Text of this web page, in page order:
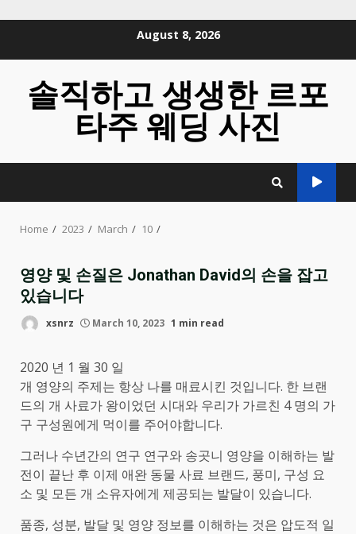
August 8, 2026
솔직하고 생생한 르포
타주 웨딩 사진
Home 2023 March 10
영양 및 손질은 Jonathan David의 손을 잡고
있습니다
xsnrz March 10, 2023 1 min read
2020 년 1 월 30 일
개 영양의 주제는 항상 나를 매료시킨 것입니다. 한 브랜
드의 개 사료가 왕이었던 시대와 우리가 가르친 4 명의 가
구 구성원에게 먹이를 주어야합니다.
그러나 수년간의 연구 연구와 송곳니 영양을 이해하는 발
전이 끝난 후 이제 애완 동물 사료 브랜드, 풍미, 구성 요
소 및 모든 개 소유자에게 제공되는 발달이 있습니다.
품종, 성분, 발달 및 영양 정보를 이해하는 것은 압도적 일